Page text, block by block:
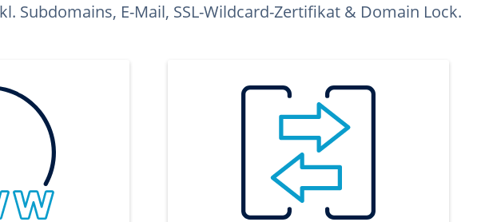
Subdomains, E-Mail, SSL-Wildcard-Zertifikat & Domain Lock.